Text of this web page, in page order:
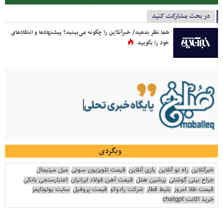
در بحث مشارکت کنید
شما نظر بدهید/ خبرآنلاین را چگونه می‌بینید؟ پیشنهادها و انتقادهای
خود را بگویید
وبگردی
خبرآنلاین راه نو آنلاین بازی آنلاین قیمت تلویزیون سونی مبل مینیمال
جراح بینی گوشتی پرشین هتل قیمت آهن فولاد ایرانیان اعتبارسنجی بانکی
قیمت طلا امروز بلیط قطار شرکت رادوکو قیمت پروفیل سایت یوتوتایمز
خرید اکانت chatgpt